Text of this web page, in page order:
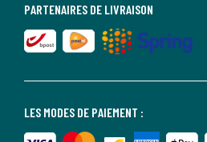
LES MODES DE PAIEMENT :
PARTENAIRES DE LIVRAISON